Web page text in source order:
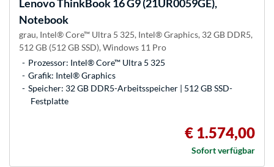
LenovoThinkBook 16 G9 (21UR0059GE),
Notebook
grau, Intel® Core™ Ultra 5 325, Intel® Graphics, 32 GB DDR5,
512 GB (512 GB SSD), Windows 11 Pro
Prozessor: Intel® Core™ Ultra 5 325
Grafik: Intel® Graphics
Speicher: 32 GB DDR5-Arbeitsspeicher | 512 GB SSD-
Festplatte
€ 1.574,00
Sofort verfügbar